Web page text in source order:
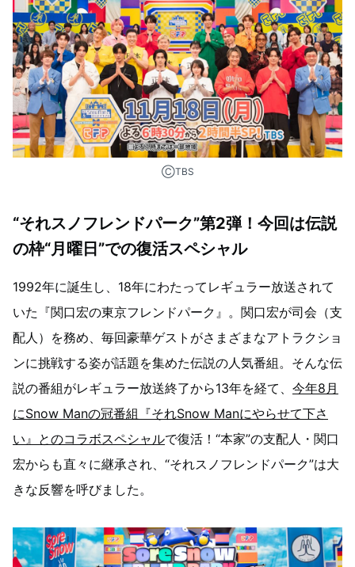
ⒸTBS
“それスノフレンドパーク”第2弾！今回は伝説
の枠“月曜日”での復活スペシャル
1992年に誕生し、18年にわたってレギュラー放送されて
いた『関口宏の東京フレンドパーク』。関口宏が司会（支
配人）を務め、毎回豪華ゲストがさまざまなアトラクショ
ンに挑戦する姿が話題を集めた伝説の人気番組。そんな伝
説の番組がレギュラー放送終了から13年を経て、 今年8月
にSnow Manの冠番組『それSnow Manにやらせて下さ
い』とのコラボスペシャルで復活！“本家”の支配人・関口
宏からも直々に継承され、“それスノフレンドパーク”は大
きな反響を呼びました。